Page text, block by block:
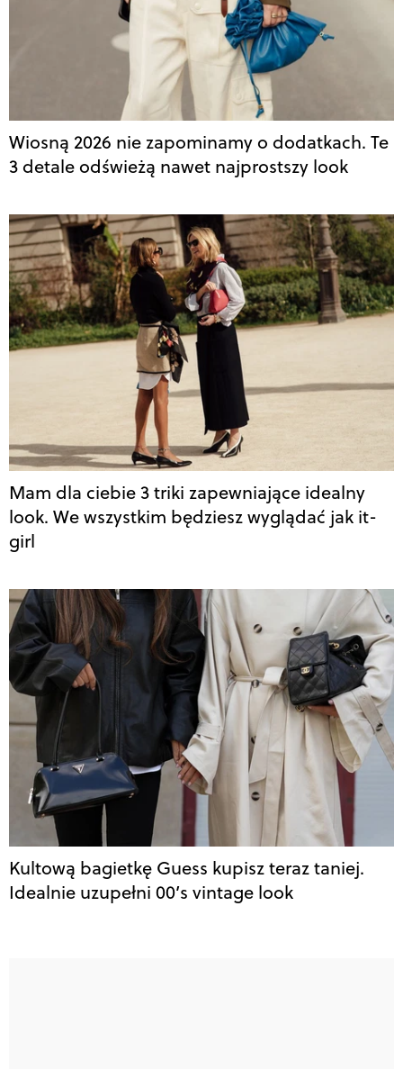
Wiosną 2026 nie zapominamy o dodatkach. Te
3 detale odświeżą nawet najprostszy look
Mam dla ciebie 3 triki zapewniające idealny
look. We wszystkim będziesz wyglądać jak it-
girl
Kultową bagietkę Guess kupisz teraz taniej.
Idealnie uzupełni 00’s vintage look